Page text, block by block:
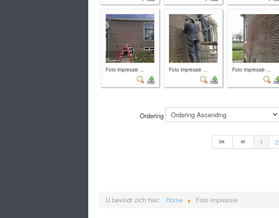
Foto impressie ... Foto impressie ... Foto impressie ...
Ordering
1 2
U bevindt zich hier:
Home Foto impressie